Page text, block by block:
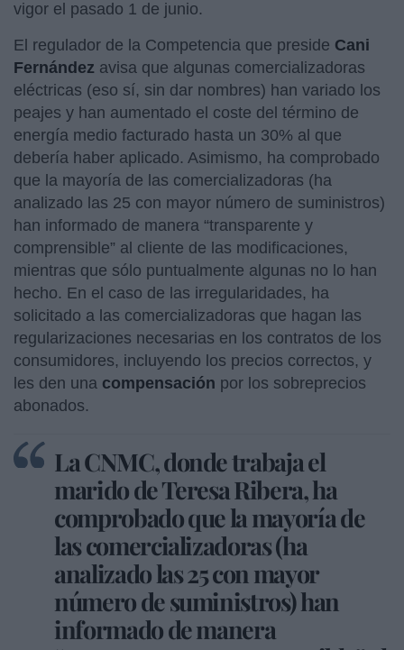
vigor el pasado 1 de junio.
El regulador de la Competencia que preside Cani
Fernández avisa que algunas comercializadoras
eléctricas (eso sí, sin dar nombres) han variado los
peajes y han aumentado el coste del término de
energía medio facturado hasta un 30% al que
debería haber aplicado. Asimismo, ha comprobado
que la mayoría de las comercializadoras (ha
analizado las 25 con mayor número de suministros)
han informado de manera “transparente y
comprensible” al cliente de las modificaciones,
mientras que sólo puntualmente algunas no lo han
hecho. En el caso de las irregularidades, ha
solicitado a las comercializadoras que hagan las
regularizaciones necesarias en los contratos de los
consumidores, incluyendo los precios correctos, y
les den una compensación por los sobreprecios
abonados.
La CNMC, donde trabaja el
marido de Teresa Ribera, ha
comprobado que la mayoría de
las comercializadoras (ha
analizado las 25 con mayor
número de suministros) han
informado de manera